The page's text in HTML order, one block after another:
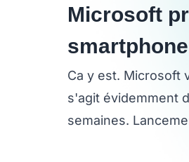
Microsoft
Ca y est. Microsoft
s'agit évidemment
semaines.